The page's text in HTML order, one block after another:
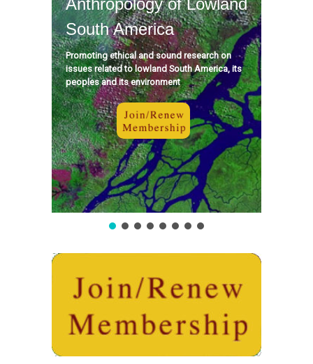
Anthropology of Lowland
South America
Promoting ethical and sound research on
issues related to lowland South America, its
peoples and its environment